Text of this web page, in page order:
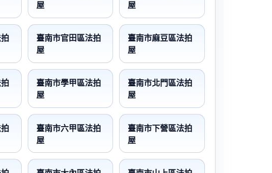
屋
屋
臺南市官田區法拍
屋
臺南市麻豆區法拍
屋
臺南市學甲區法拍
屋
臺南市北門區法拍
屋
臺南市六甲區法拍
屋
臺南市下營區法拍
屋